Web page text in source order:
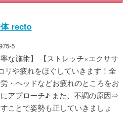
recto
5
な施術】 【ストレッチ×エクササ
リや疲れをほぐしていきます！全
・ヘッドなどお疲れのところをお
アプローチ♪ また、不調の原因⇒
ことで姿勢も正していきましょ